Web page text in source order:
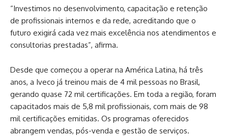
“Investimos no desenvolvimento, capacitação e retenção
de profissionais internos e da rede, acreditando que o
futuro exigirá cada vez mais excelência nos atendimentos e
consultorias prestadas”, afirma.
Desde que começou a operar na América Latina, há três
anos, a Iveco já treinou mais de 4 mil pessoas no Brasil,
gerando quase 72 mil certificações. Em toda a região, foram
capacitados mais de 5,8 mil profissionais, com mais de 98
mil certificações emitidas. Os programas oferecidos
abrangem vendas, pós-venda e gestão de serviços.